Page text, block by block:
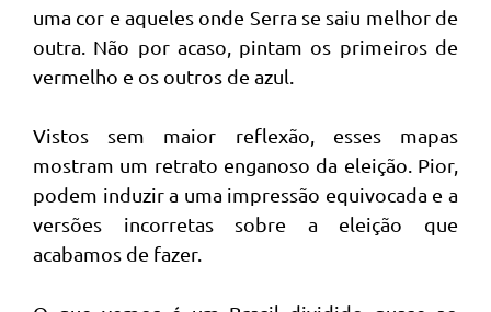
uma cor e aqueles onde Serra se saiu melhor de
outra. Não por acaso, pintam os primeiros de
vermelho e os outros de azul.
Vistos sem maior reflexão, esses mapas
mostram um retrato enganoso da eleição. Pior,
podem induzir a uma impressão equivocada e a
versões incorretas sobre a eleição que
acabamos de fazer.